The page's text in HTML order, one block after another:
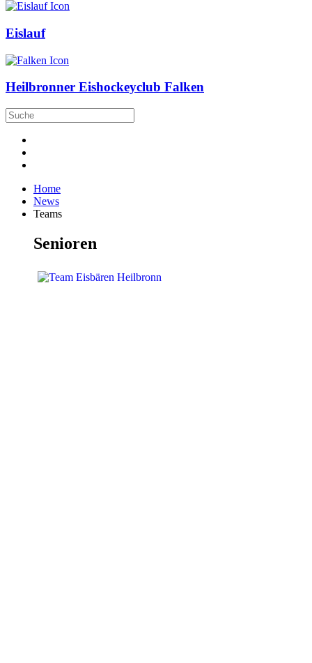
Eislauf
Heilbronner Eishockeyclub Falken
Home
News
Teams
Senioren